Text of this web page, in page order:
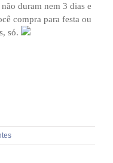
duram nem 3 dias e
compra para festa ou
só.